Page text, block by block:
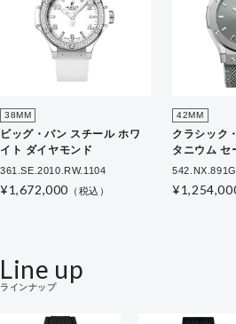
38MM
ビッグ・バン スチール ホワ
イト ダイヤモンド
361.SE.2010.RW.1104
¥1,672,000 （税込）
42MM
クラシック
タニウム セ
Line up
ラインナップ